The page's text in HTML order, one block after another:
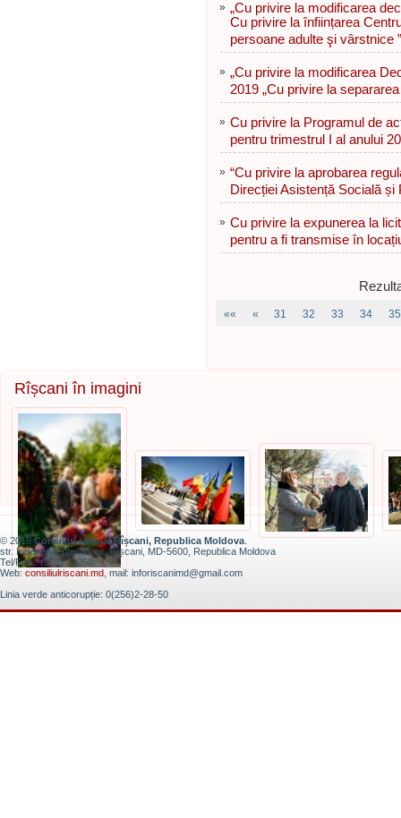
» „Cu privire la modificarea
Cu privire la înființarea
persoane adulte şi vârstnice
» „Cu privire la modificarea
2019 „Cu privire la separarea
» Cu privire la Programul de
pentru trimestrul I al anului
» “Cu privire la aprobarea
Direcției Asistență Socială și
» Cu privire la expunerea la
pentru a fi transmise în
«« « 31 32 33 34 35
Rîșcani în imagini
© 2016 Consiliul raional Rîșcani, Republica Moldova
str. Independenţei 38, or. Rîșcani, MD-5600, Republica Moldova
Tel/Fax.: (256) 22058;
Web:consiliulriscani.md, mail: inforiscanimd@gmail.com
Linia verde anticorupție: 0(256)2-28-50